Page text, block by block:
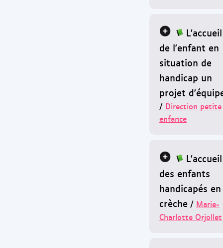
L'accueil
de l'enfant en
situation de
handicap un
projet
/ Direction petite
enfance
L'accueil
des enfants
handicapés en
crèche / Marie-
Charlotte Orjollet